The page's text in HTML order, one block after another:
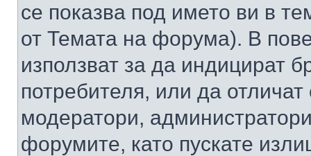
се показва под името ви в
от Темата на форума). В
използват за да индицират
потребителя, или да
модератори,
форумите, като пускате